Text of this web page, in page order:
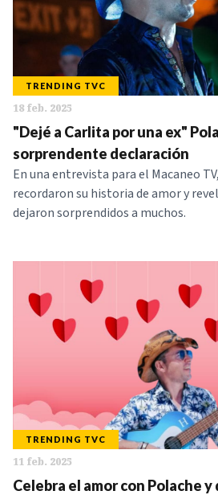
TRENDING TVC
18 feb. 2025
"Dejé a Carlita por una ex"
sorprendente declaración
En una entrevista para el Macaneo
recordaron su historia de amor y
dejaron sorprendidos a muchos.
TRENDING TVC
11 feb. 2025
Celebra el amor con Polache